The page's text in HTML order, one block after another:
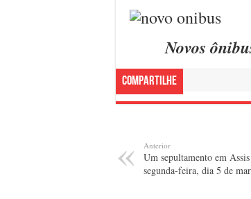
Novos
Compartilhe
Anterior
Um sepultamento em Assis
segunda-feira, dia 5 de